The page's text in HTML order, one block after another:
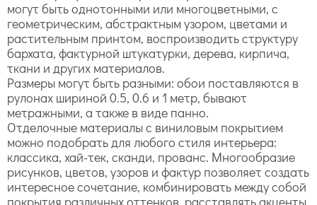
могут быть однотонными или многоцветными, с
геометрическим, абстрактным узором, цветами и
растительным принтом, воспроизводить структуру
бархата, фактурной штукатурки, дерева, кирпича,
ткани и других материалов.
Размеры могут быть разными: обои поставляются в
рулонах шириной 0.5, 0.6 и 1 метр, бывают
метражными, а также в виде панно.
Отделочные материалы с виниловым покрытием
можно подобрать для любого стиля интерьера:
классика, хай-тек, сканди, прованс. Многообразие
рисунков, цветов, узоров и фактур позволяет создать
интересное сочетание, комбинировать между собой
покрытия различных оттенков, расставлять акценты